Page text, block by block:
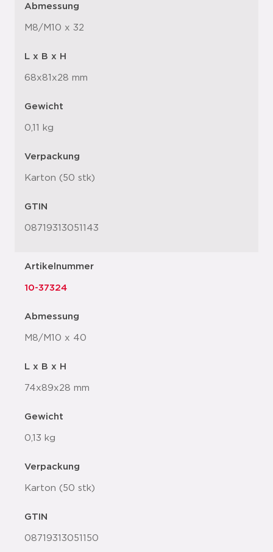
Abmessung
M8/M10 x 32
L x B x H
68x81x28 mm
Gewicht
0,11 kg
Verpackung
Karton (50 stk)
GTIN
08719313051143
Artikelnummer
10-37324
Abmessung
M8/M10 x 40
L x B x H
74x89x28 mm
Gewicht
0,13 kg
Verpackung
Karton (50 stk)
GTIN
08719313051150